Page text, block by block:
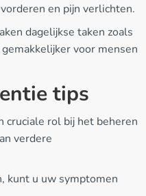
en pijn verlichten.
dagelijkse taken zoals
voor mensen
tips
cruciale rol bij het beheren
verdere
kunt u uw symptomen